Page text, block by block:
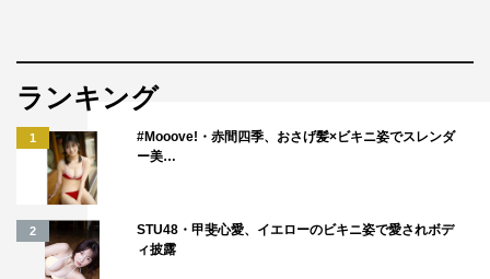
ランキング
1
#Mooove!・赤間四季、おさげ髪×ビキニ姿でスレンダ
ー美…
2
STU48・甲斐心愛、イエローのビキニ姿で愛されボデ
ィ披露